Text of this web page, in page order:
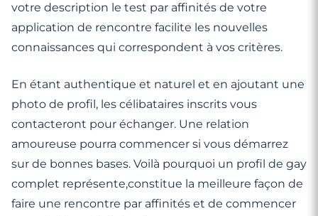
votre description le test par affinités de votre
application de rencontre facilite les nouvelles
connaissances qui correspondent à vos critères.
En étant authentique et naturel et en ajoutant une
photo de profil, les célibataires inscrits vous
contacteront pour échanger. Une relation
amoureuse pourra commencer si vous démarrez
sur de bonnes bases. Voilà pourquoi un profil de gay
complet représente,constitue la meilleure façon de
faire une rencontre par affinités et de commencer